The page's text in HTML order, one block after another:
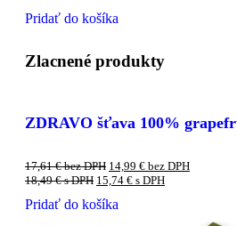
Pridať do košíka
Zlacnené produkty
ZDRAVO šťava 100%
17,61€bez DPH 14,99 € bez DPH
18,49€s DPH 15,74 € s DPH
Pridať do košíka